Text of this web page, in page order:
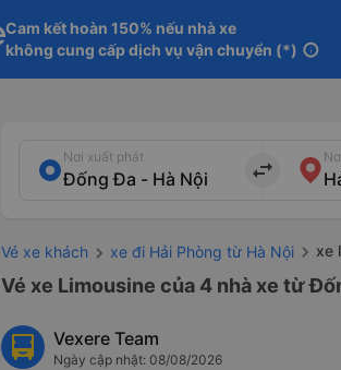
Cam kết hoàn 150% nếu nhà xe
không cung cấp dịch vụ vận chuyển (*) info
Nơi xuất phát
import_export
Vé xe khách xe đi Hải Phòng từ Hà Nội xe
Vé xe Limousine của 4 nhà xe từ
Vexere Team
Ngày cập nhật: 08/08/2026